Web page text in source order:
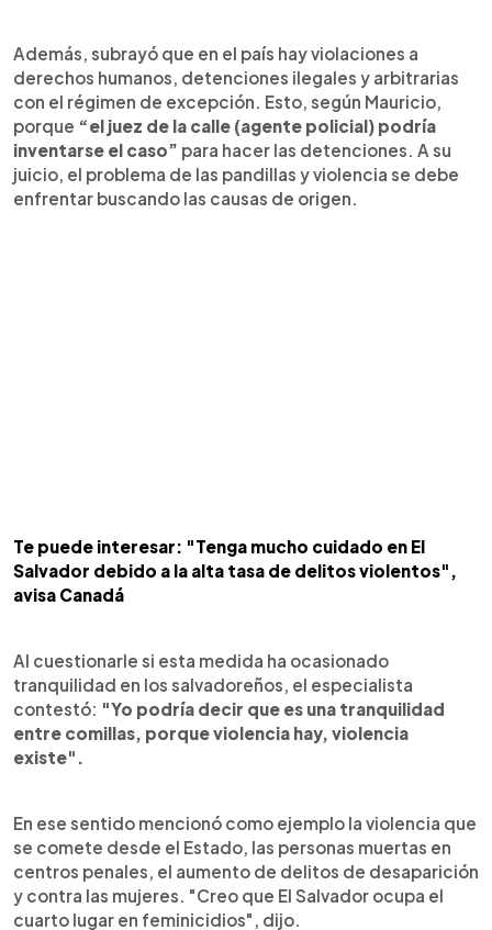
Además, subrayó que en el país hay violaciones a
derechos humanos, detenciones ilegales y arbitrarias
con el régimen de excepción. Esto, según Mauricio,
porque “el juez de la calle (agente policial) podría
inventarse el caso” para hacer las detenciones. A su
juicio, el problema de las pandillas y violencia se debe
enfrentar buscando las causas de origen.
Te puede interesar: "Tenga mucho cuidado en El
Salvador debido a la alta tasa de delitos violentos",
avisa Canadá
Al cuestionarle si esta medida ha ocasionado
tranquilidad en los salvadoreños, el especialista
contestó: "Yo podría decir que es una tranquilidad
entre comillas, porque violencia hay, violencia
existe".
En ese sentido mencionó como ejemplo la violencia que
se comete desde el Estado, las personas muertas en
centros penales, el aumento de delitos de desaparición
y contra las mujeres. "Creo que El Salvador ocupa el
cuarto lugar en feminicidios", dijo.